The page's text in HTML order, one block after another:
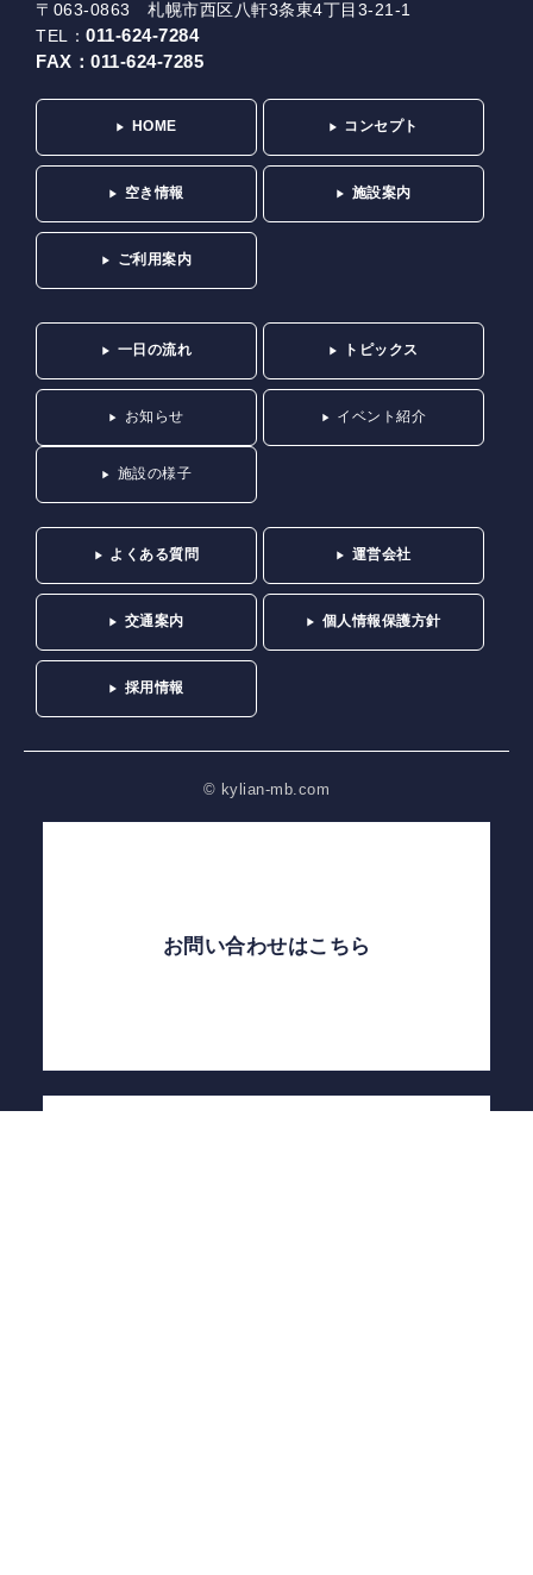
〒063-0863 札幌市西区八軒3条東4丁目3-21-1
TEL：011-624-7284
FAX：011-624-7285
HOME コンセプト
空き情報 施設案内
ご利用案内
一日の流れ トピックス
お知らせ イベント紹介
施設の様子
よくある質問 運営会社
交通案内 個人情報保護方針
採用情報
© kylian-mb.com
お問い合わせはこちら